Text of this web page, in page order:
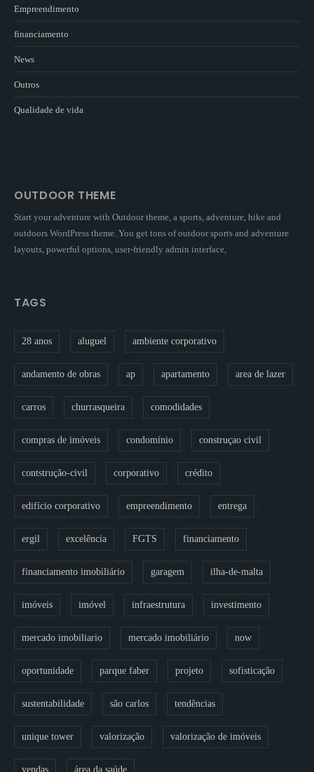
Empreendimento
financiamento
News
Outros
Qualidade de vida
OUTDOOR THEME
Start your adventure with Outdoor theme, a sports, adventure, hike and
outdoors WordPress theme. You get tons of outdoor sports and adventure
layouts, powerful options, user-friendly admin interface,
TAGS
28 anos aluguel ambiente corporativo
andamento de obras ap apartamento area de lazer
carros churrasqueira comodidades
compras de imóveis condomínio construçao civil
contstrução-civil corporativo crédito
edifício corporativo empreendimento entrega
ergil excelência FGTS financiamento
financiamento imobiliário garagem ilha-de-malta
imóveis imóvel infraestrutura investimento
mercado imobiliario mercado imobiliário now
oportunidade parque faber projeto sofisticação
sustentabilidade são carlos tendências
unique tower valorização valorização de imóveis
vendas área da saúde